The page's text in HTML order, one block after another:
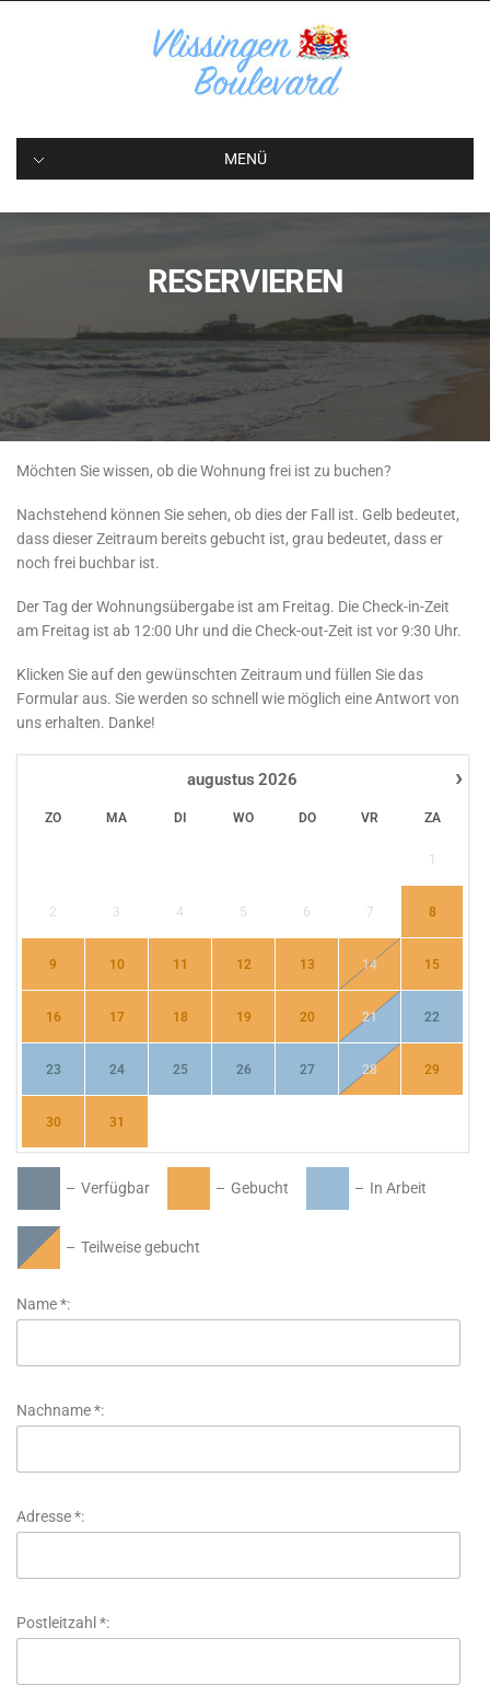
MENÜ
RESERVIEREN
Möchten Sie wissen, ob die Wohnung frei ist zu buchen?
Nachstehend können Sie sehen, ob dies der Fall ist. Gelb bedeutet,
dass dieser Zeitraum bereits gebucht ist, grau bedeutet, dass er
noch frei buchbar ist.
Der Tag der Wohnungsübergabe ist am Freitag. Die Check-in-Zeit
am Freitag ist ab 12:00 Uhr und die Check-out-Zeit ist vor 9:30 Uhr.
Klicken Sie auf den gewünschten Zeitraum und füllen Sie das
Formular aus. Sie werden so schnell wie möglich eine Antwort von
uns erhalten. Danke!
›
augustus 2026
ZO MA DI WO DO VR ZA
1
2 3 4 5 6 7 8
9 10 11 12 13 14 15
16 17 18 19 20 21 22
23 24 25 26 27 28 29
30 31
– Verfügbar – Gebucht – In Arbeit
– Teilweise gebucht
Name *:
Nachname *:
Adresse *:
Postleitzahl *: